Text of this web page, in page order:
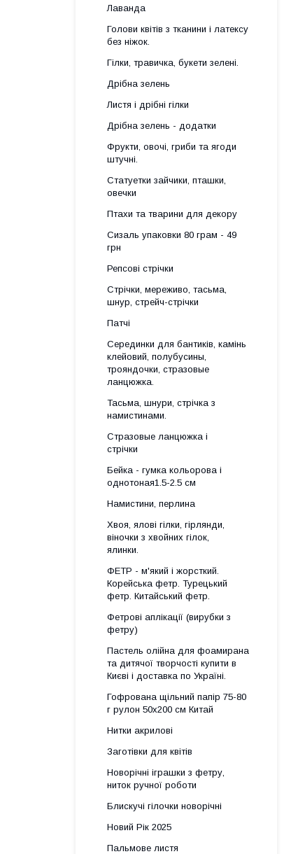
Лаванда
Голови квітів з тканини і латексу
без ніжок.
Гілки, травичка, букети зелені.
Дрібна зелень
Листя і дрібні гілки
Дрібна зелень - додатки
Фрукти, овочі, гриби та ягоди
штучні.
Статуетки зайчики, пташки,
овечки
Птахи та тварини для декору
Сизаль упаковки 80 грам - 49
грн
Репсові стрічки
Стрічки, мереживо, тасьма,
шнур, стрейч-стрічки
Патчі
Серединки для бантиків, камінь
клейовий, полубусины,
трояндочки, стразовые
ланцюжка.
Тасьма, шнури, стрічка з
намистинами.
Стразовые ланцюжка і
стрічки
Бейка - гумка кольорова і
однотоная1.5-2.5 см
Намистини, перлина
Хвоя, ялові гілки, гірлянди,
віночки з хвойних гілок,
ялинки.
ФЕТР - м'який і жорсткий.
Корейська фетр. Турецький
фетр. Китайський фетр.
Фетрові аплікації (вирубки з
фетру)
Пастель олійна для фоамирана
та дитячої творчості купити в
Києві і доставка по Україні.
Гофрована щільний папір 75-80
г рулон 50х200 см Китай
Нитки акрилові
Заготівки для квітів
Новорічні іграшки з фетру,
ниток ручної роботи
Блискучі гілочки новорічні
Новий Рік 2025
Пальмове листя